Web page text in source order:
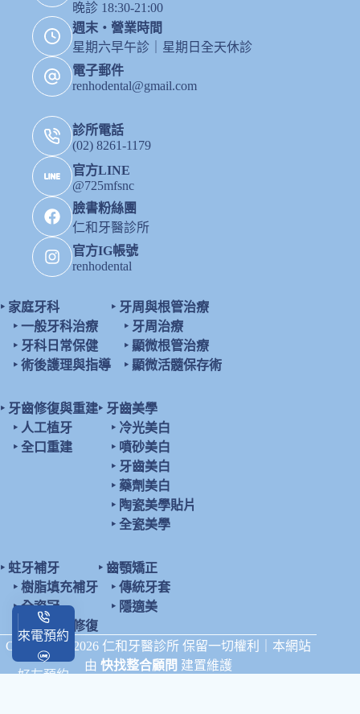
晚診 18:30-21:00
週末・營業時間
星期六早午診｜星期日全天休診
電子郵件
renhodental@gmail.com
診所電話
(02) 8261-1179
官方LINE
@725mfsnc
臉書粉絲團
仁和牙醫診所
官方IG帳號
renhodental
‣ 家庭牙科
‣ 一般牙科治療
‣ 牙科日常保健
‣ 術後護理與指導
‣ 牙周與根管治療
‣ 牙周治療
‣ 顯微根管治療
‣ 顯微活髓保存術
‣ 牙齒修復與重建
‣ 人工植牙
‣ 全口重建
‣ 牙齒美學
‣ 冷光美白
‣ 噴砂美白
‣ 牙齒美白
‣ 藥劑美白
‣ 陶瓷美學貼片
‣ 全瓷美學
‣ 蛀牙補牙
‣ 樹脂填充補牙
‣全瓷冠
陶瓷鑲嵌修復
‣ 齒顎矯正
‣ 傳統牙套
‣ 隱適美
Copyright © 2026 仁和牙醫診所 保留一切權利｜本網站
由快找整合顧問 建置維護
來電預約
好友預約